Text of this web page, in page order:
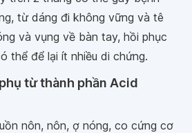
từ dáng đi không vững và tê
và vụng về bàn tay, hồi phục
thể để lại ít nhiều di chứng.
từ thành phần Acid
nôn, nôn, ợ nóng, co cứng cơ